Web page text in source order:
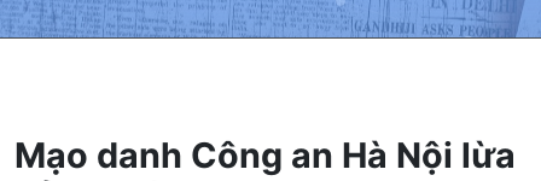
Mạo danh Công an Hà Nội lừa